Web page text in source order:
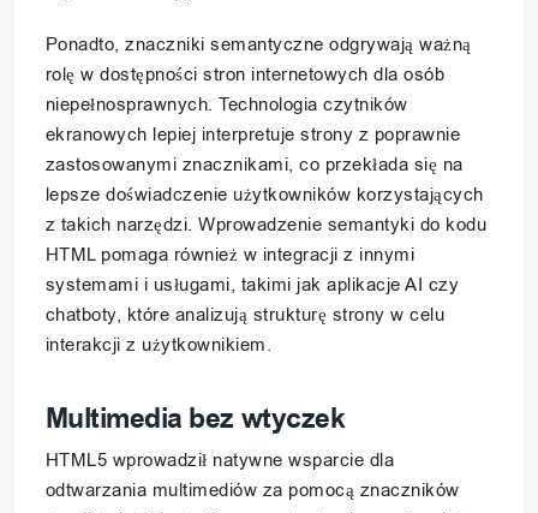
Ponadto, znaczniki semantyczne odgrywają ważną
rolę w dostępności stron internetowych dla osób
niepełnosprawnych. Technologia czytników
ekranowych lepiej interpretuje strony z poprawnie
zastosowanymi znacznikami, co przekłada się na
lepsze doświadczenie użytkowników korzystających
z takich narzędzi. Wprowadzenie semantyki do kodu
HTML pomaga również w integracji z innymi
systemami i usługami, takimi jak aplikacje AI czy
chatboty, które analizują strukturę strony w celu
interakcji z użytkownikiem.
Multimedia bez wtyczek
HTML5 wprowadził natywne wsparcie dla
odtwarzania multimediów za pomocą znaczników